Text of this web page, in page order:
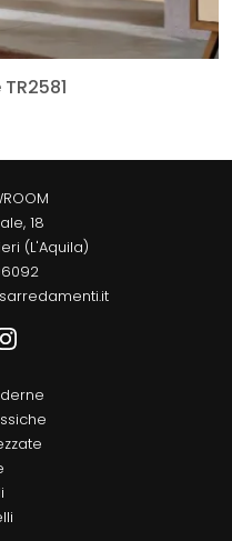
18
(L'Aquila)